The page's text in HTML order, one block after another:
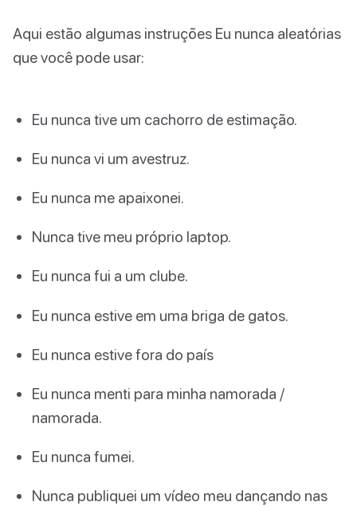
Aqui estão algumas instruções Eu nunca aleatórias
que você pode usar:
Eu nunca tive um cachorro de estimação.
Eu nunca vi um avestruz.
Eu nunca me apaixonei.
Nunca tive meu próprio laptop.
Eu nunca fui a um clube.
Eu nunca estive em uma briga de gatos.
Eu nunca estive fora do país
Eu nunca menti para minha namorada /
namorada.
Eu nunca fumei.
Nunca publiquei um vídeo meu dançando nas